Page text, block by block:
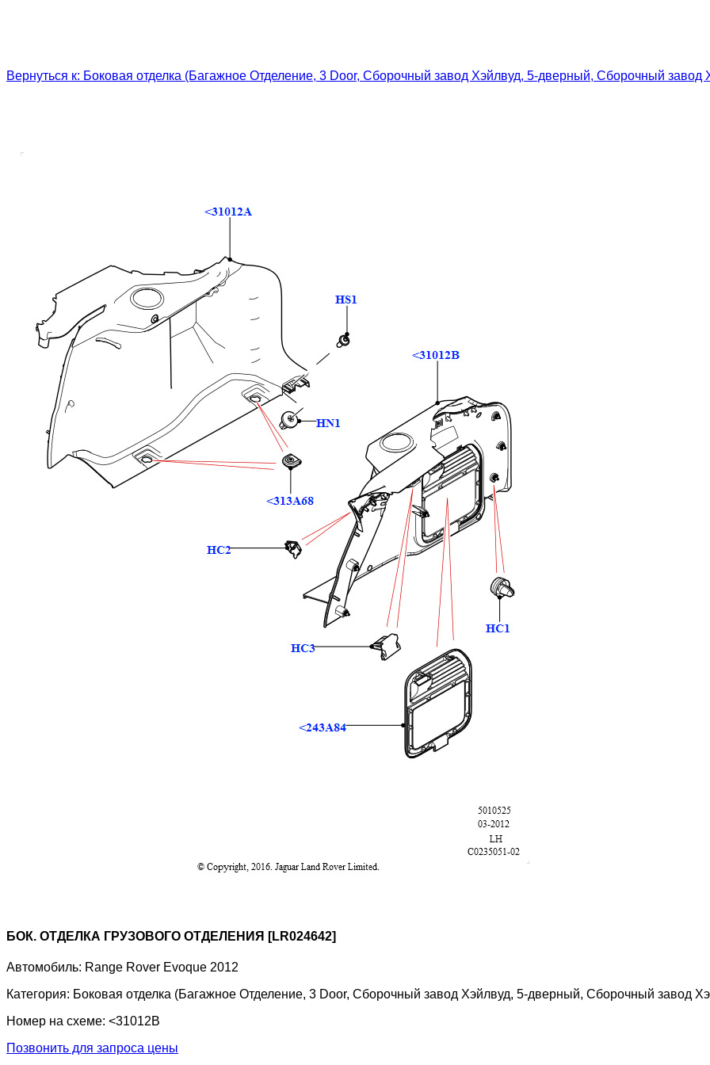
Вернуться к: Боковая отделка (Багажное Отделение, 3 Door, Сборочный завод Хэйлвуд, 5-дверный, Сборочный завод
БОК. ОТДЕЛКА ГРУЗОВОГО ОТДЕЛЕНИЯ [LR024642]
Автомобиль: Range Rover Evoque 2012
Категория: Боковая отделка (Багажное Отделение, 3 Door, Сборочный завод Хэйлвуд, 5-дверный, Сборочный завод
Номер на схеме: <31012B
Позвонить для запроса цены